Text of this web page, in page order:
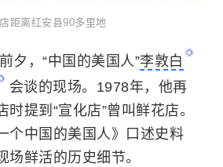
距离红安县90多里地
夕，“中国的美国人”李敦白
会谈的现场。1978年，他再
提到“宣化店”曾叫鲜花店。
个中国的美国人》口述史料
场鲜活的历史细节。